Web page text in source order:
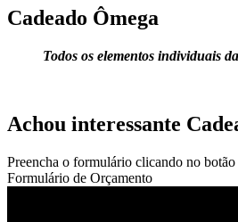
Cadeado Ômega
Todos os elementos individuais
Achou interessante
Preencha o formulário clicando no
Formulário de Orçamento